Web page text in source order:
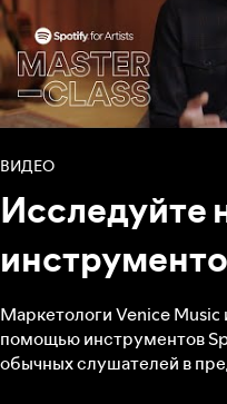
ВИДЕО
Исследуйте
Маркетологи Venice Music
помощью инструментов
обычных слушателей в